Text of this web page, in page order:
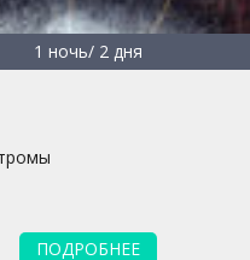
1 ночь/ 2 дня
ПОДРОБНЕЕ